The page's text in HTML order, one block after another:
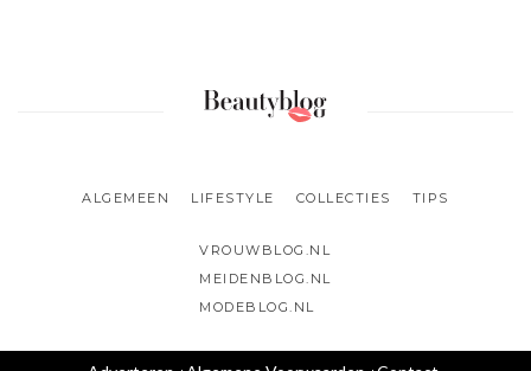
ALGEMEEN LIFESTYLE COLLECTIES TIPS
VROUWBLOG.NL
MEIDENBLOG.NL
MODEBLOG.NL